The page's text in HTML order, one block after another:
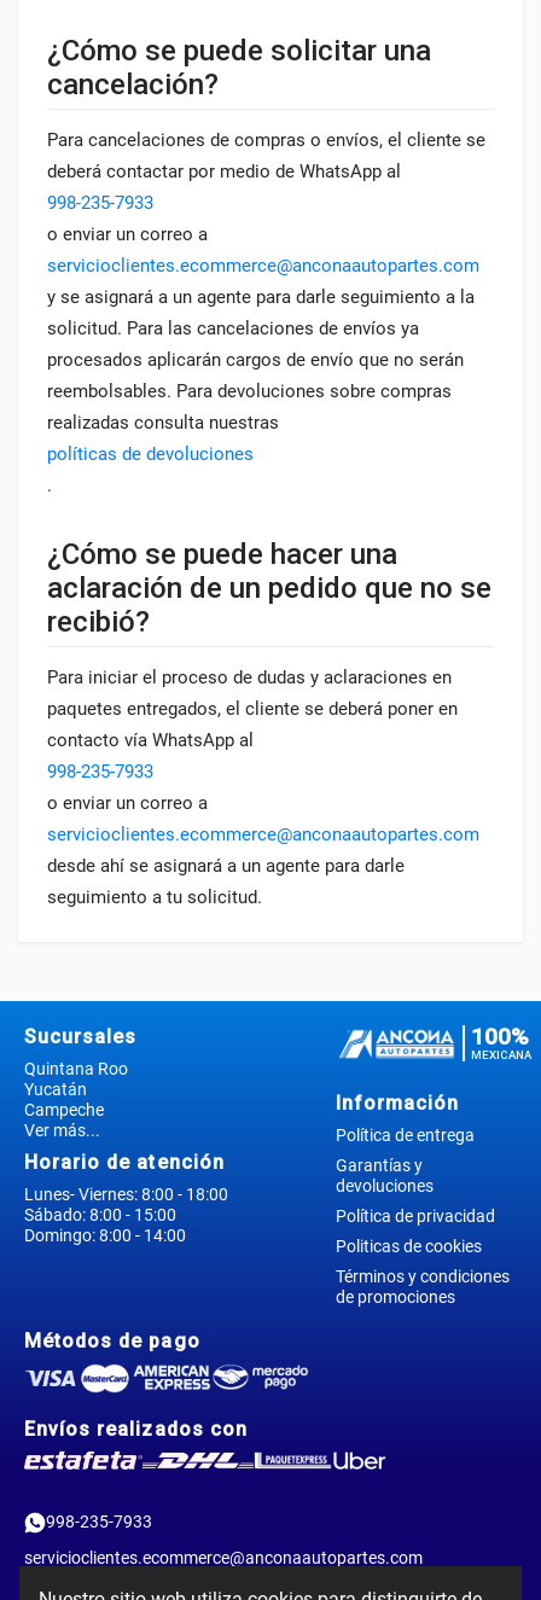
¿Cómo se puede solicitar una
cancelación?
Para cancelaciones de compras o envíos, el cliente se
deberá contactar por medio de WhatsApp al
998-235-7933
o enviar un correo a
servicioclientes.ecommerce@anconaautopartes.com
y se asignará a un agente para darle seguimiento a la
solicitud. Para las cancelaciones de envíos ya
procesados aplicarán cargos de envío que no serán
reembolsables. Para devoluciones sobre compras
realizadas consulta nuestras
políticas de devoluciones
.
¿Cómo se puede hacer una
aclaración de un pedido que no se
recibió?
Para iniciar el proceso de dudas y aclaraciones en
paquetes entregados, el cliente se deberá poner en
contacto vía WhatsApp al
998-235-7933
o enviar un correo a
servicioclientes.ecommerce@anconaautopartes.com
desde ahí se asignará a un agente para darle
seguimiento a tu solicitud.
Sucursales
Quintana Roo
Yucatán
Campeche
Ver más...
Horario de atención
Lunes- Viernes: 8:00 - 18:00
Sábado: 8:00 - 15:00
Domingo: 8:00 - 14:00
100%
MEXICANA
Información
Política de entrega
Garantías y
devoluciones
Política de privacidad
Politicas de cookies
Términos y condiciones
de promociones
Métodos de pago
Envíos realizados con
998-235-7933
servicioclientes.ecommerce@anconaautopartes.com